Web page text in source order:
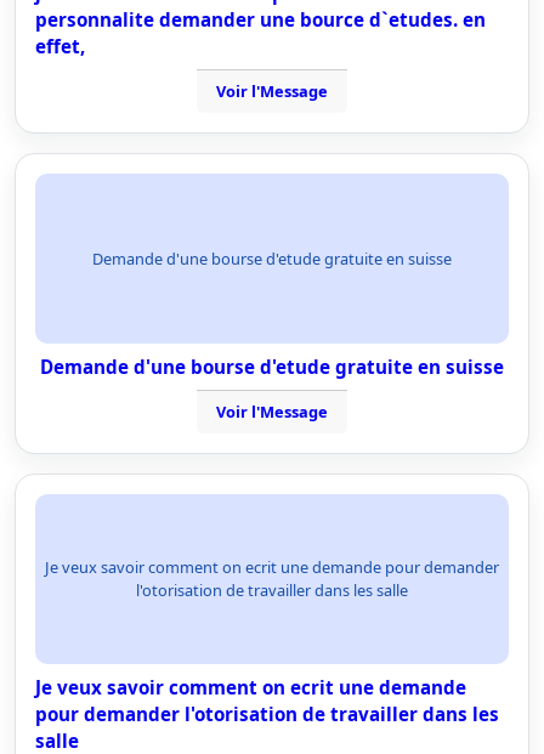
personnalite demander une bource d`etudes. en
effet,
Voir l'Message
Demande d'une bourse d'etude gratuite en suisse
Demande d'une bourse d'etude gratuite en suisse
Voir l'Message
Je veux savoir comment on ecrit une demande pour demander
l'otorisation de travailler dans les salle
Je veux savoir comment on ecrit une demande
pour demander l'otorisation de travailler dans les
salle